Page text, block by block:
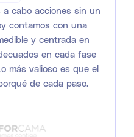
a cabo acciones sin un
contamos con una
y centrada en
en cada fase
más valioso es que el
de cada paso.